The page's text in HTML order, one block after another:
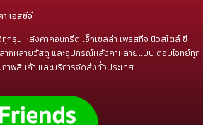
เอสซีจี
กรุ่น หลังคาคอนกรีต เอ็กเซลล่า เพรสทีจ นิวสไตล์ ซี
ากหลายวัสดุ และอุปกรณ์หลังคาหลายแบบ ตอบโจทย์ทุก
พสินค้า และบริการจัดส่งทั่วประเทศ